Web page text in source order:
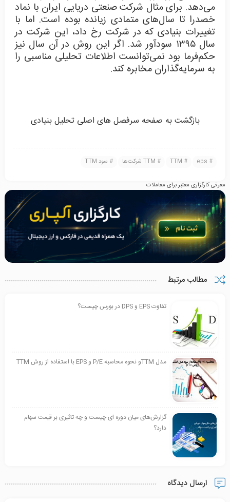
می‌دهد. برای مثال شرکت صنعتی دریایی ایران با نماد
خصدرا تا سال‌های متمادی زیانده بوده است. اما با
تغییرات بنیادی که در شرکت رخ داد، این شرکت در
سال ۱۳۹۵ سودآور شد. اگر این روش در آن سال نیز
حکم‌فرما بود نمی‌توانست اطلاعات تحلیلی مناسبی را
به سرمایه‌گذاران مخابره کند.
بازگشت به صفحه سرفصل های اصلی تحلیل بنیادی
eps
TTM TTM شرکت‌ها سود TTM
معرفی کارگزاری معتبر برای معاملات
مطالب مرتبط
تفاوت EPS و DPS در بورس چیست؟
مدل TTMو نحوه محاسبه P/E و EPS با استفاده از روش TTM
گزارش‌های میان دوره ای چیست و چه تاثیری بر قیمت سهام
دارد؟
ارسال دیدگاه